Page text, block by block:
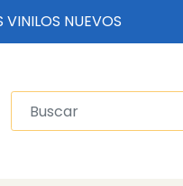
VINILOS NUEVOS